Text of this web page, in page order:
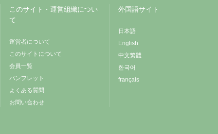
このサイト・運営組織につい
て
運営者について
このサイトについて
会員一覧
パンフレット
よくある質問
お問い合わせ
外国語サイト
日本語
English
中文繁體
한국어
français